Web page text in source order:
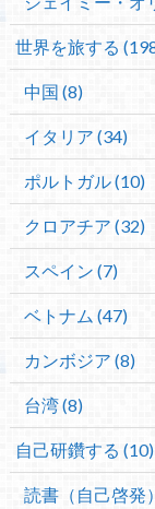
世界を旅する
中国 (8)
イタリア (34)
ポルトガル (10)
クロアチア (32)
スペイン (7)
ベトナム (47)
カンボジア (8)
台湾 (8)
自己研鑽する (10)
読書（自己啓発